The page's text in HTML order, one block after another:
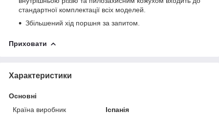
стандартної комплектації всіх моделей.
Збільшений хід поршня за запитом.
Приховати
Характеристики
Основні
Країна виробник
Іспанія